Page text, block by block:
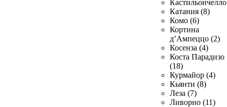
Катания (8)
Комо (6)
Кортина
д’Ампеццо (2)
Косенза (4)
Коста Парадизо
(18)
Курмайор (4)
Кьянти (8)
Леза (7)
Ливорно (11)